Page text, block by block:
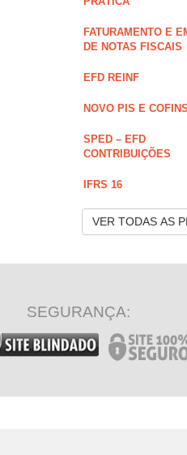
FATURAMENTO E
DE NOTAS FISCAIS
EFD REINF
NOVO PIS E
SPED – EFD
CONTRIBUIÇÕES
IFRS 16
VER TODAS AS
SEGURANÇA: